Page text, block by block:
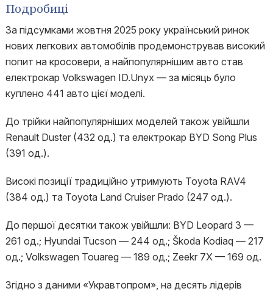
Подробиці
За підсумками жовтня 2025 року український ринок
нових легкових автомобілів продемонстрував високий
попит на кросовери, а найпопулярнішим авто став
електрокар Volkswagen ID.Unyx — за місяць було
куплено 441 авто цієї моделі.
До трійки найпопулярніших моделей також увійшли
Renault Duster (432 од.) та електрокар BYD Song Plus
(391 од.).
Високі позиції традиційно утримують Toyota RAV4
(384 од.) та Toyota Land Cruiser Prado (247 од.).
До першої десятки також увійшли: BYD Leopard 3 —
261 од.; Hyundai Tucson — 244 од.; Škoda Kodiaq — 217
од.; Volkswagen Touareg — 189 од.; Zeekr 7X — 169 од.
Згідно з даними «Укравтопром», на десять лідерів